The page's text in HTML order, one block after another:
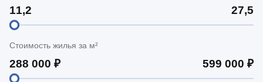
Стоимость жилья за м²